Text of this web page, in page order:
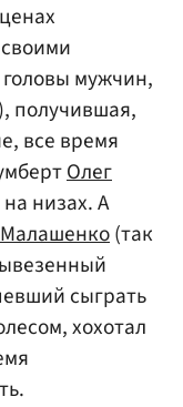
мужчин,
получившая,
все время
Олег
низах. А
(так
сыграть
хохотал